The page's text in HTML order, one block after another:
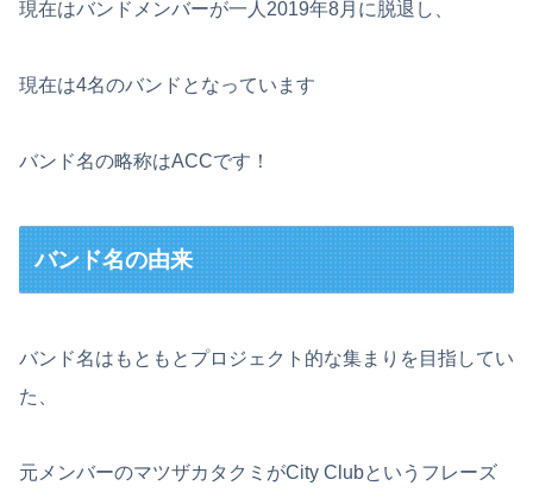
現在はバンドメンバーが一人2019年8月に脱退し、
現在は4名のバンドとなっています
バンド名の略称はACCです！
バンド名の由来
バンド名はもともとプロジェクト的な集まりを目指してい
た、
元メンバーのマツザカタクミがCity Clubというフレーズ